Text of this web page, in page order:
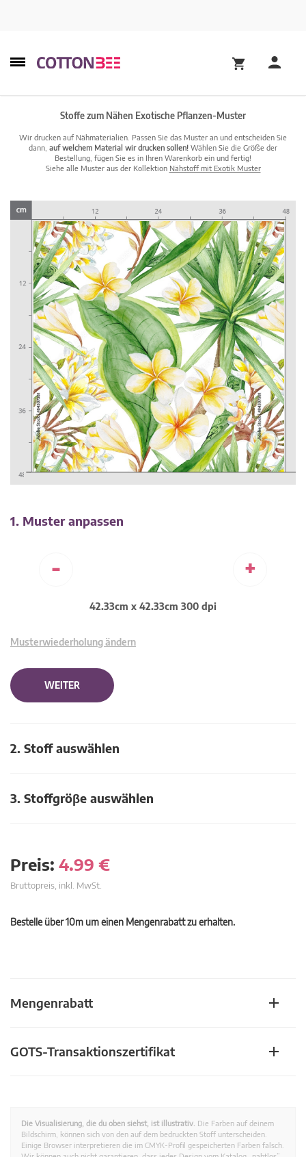
Stoffe zum Nähen Exotische Pflanzen-Muster
Wir drucken auf Nähmaterialien. Passen Sie das Muster an und entscheiden Sie
dann, auf welchem Material wir drucken sollen! Wählen Sie die Größe der
Bestellung, fügen Sie es in Ihren Warenkorb ein und fertig!
Siehe alle Muster aus der Kollektion Nähstoff mit Exotik Muster
1. Muster anpassen
- +
42.33cm x 42.33cm 300 dpi
Musterwiederholung ändern
WEITER
2. Stoff auswählen
3. Stoffgröβe auswählen
Preis: 4.99 €
Bruttopreis, inkl. MwSt.
Bestelle über 10m um einen Mengenrabatt zu erhalten.
Mengenrabatt
GOTS-Transaktionszertifikat
Die Visualisierung, die du oben siehst, ist illustrativ. Die Farben auf deinem
Bildschirm, können sich von den auf dem bedruckten Stoff unterscheiden.
Einige Browser interpretieren die im CMYK-Profil gespeicherten Farben falsch.